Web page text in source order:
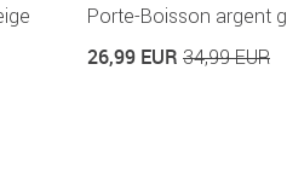
Porte-Boisson argent
26,99 EUR 34,99 EUR